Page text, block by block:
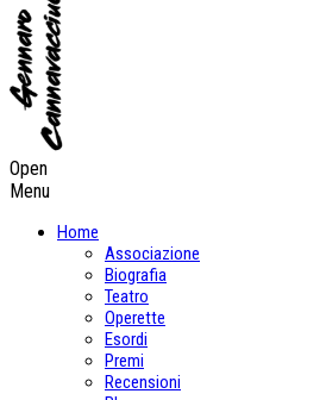
Open
Menu
Home
Associazione
Biografia
Teatro
Operette
Esordi
Premi
Recensioni